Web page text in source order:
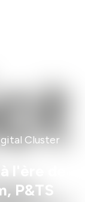
Cluster
l'ère de
P&TS